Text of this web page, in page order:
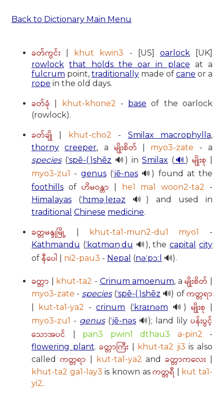
Back to Dictionary Main Menu
ခတ်ကွင်း khut kwin3 - [US] oarlock [UK]
rowlock that holds the oar in place at a
fulcrum point, traditionally made of cane or a
rope in the old days.
ခတ်ခုံ khut-khone2 - base of the oarlock
(rowlock).
ခတ်ချို khut-cho2 - Smilax macrophylla,
thorny creeper, a မျိုးစိတ် myo3-zate - a
species(ˈspē-(ˌ)shēz 🔊) in Smilax ( 🔊 ) မျိုးစု
myo3-zu1 - genus(ˈjē-nəs🔊) found at the
foothills ofဟိမဝန္တာ he1 ma1 woon2-ta2 -
Himalayas (ˈhɪməˌleɪəz 🔊) and used in
traditional Chinese medicine.
ခတ္တမန္ဒုမြို့ khut-ta1-mun2-du1 myo1
-
Kathmandu (ˈkɑtmɑnˌdu 🔊), thecapital
city
of နီပေါ ni2-pau3 - Nepal (nəˈpɔːl 🔊).
ခတ္တာ khut-ta2 - Crinum amoenum, aမျိုးစိတ်
myo3-zate - species(ˈspē-(ˌ)shēz 🔊) ofကတ္တရာ
kut-ta1-ya2 -crinum (ˈkraɪnəm 🔊) မျိုးစု
myo3-zu1 - genus(ˈjē-nəs🔊); land lily ပန်းပွင့်
သောအပင်
pan3 pwin1 dthau3 a-pin2 -
flowering plant.ခတ္တာကြီး khut-ta2 ji3 is also
called ကတ္တရာ kut-ta1-ya2 andခတ္တာကလေး
khut-ta2 ga1-lay3 is known asကတ္တရီ
kut ta1-
yi2.